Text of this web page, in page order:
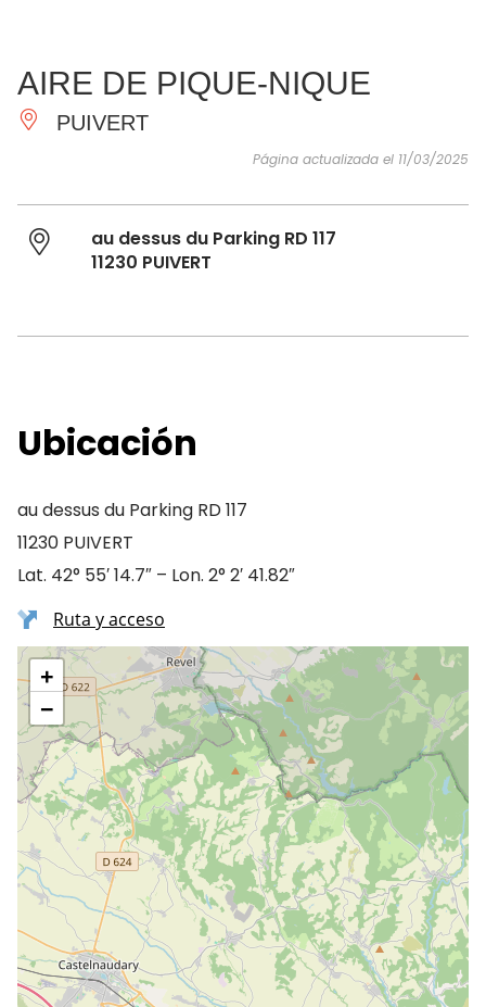
IMPRESCINDIBLES
HACER
INSPIRACIONES
AIRE DE PIQUE-NIQUE
PUIVERT
Página actualizada el 11/03/2025
au dessus du Parking RD 117
11230 PUIVERT
Ubicación
au dessus du Parking RD 117
11230 PUIVERT
Lat. 42° 55′ 14.7″ – Lon. 2° 2′ 41.82″
Ruta y acceso
+
−